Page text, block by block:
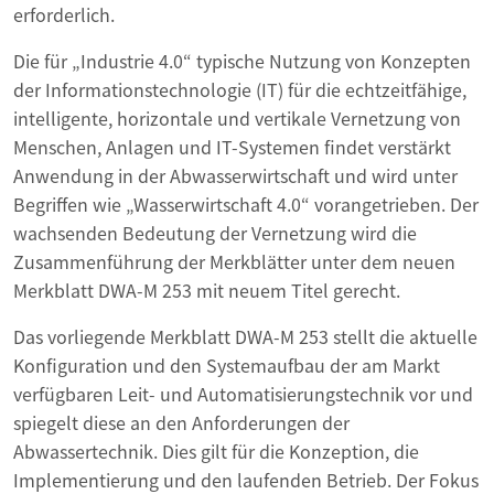
erforderlich.
Die für „Industrie 4.0“ typische Nutzung von Konzepten
der Informationstechnologie (IT) für die echtzeitfähige,
intelligente, horizontale und vertikale Vernetzung von
Menschen, Anlagen und IT-Systemen findet verstärkt
Anwendung in der Abwasserwirtschaft und wird unter
Begriffen wie „Wasserwirtschaft 4.0“ vorangetrieben. Der
wachsenden Bedeutung der Vernetzung wird die
Zusammenführung der Merkblätter unter dem neuen
Merkblatt DWA-M 253 mit neuem Titel gerecht.
Das vorliegende Merkblatt DWA-M 253 stellt die aktuelle
Konfiguration und den Systemaufbau der am Markt
verfügbaren Leit- und Automatisierungstechnik vor und
spiegelt diese an den Anforderungen der
Abwassertechnik. Dies gilt für die Konzeption, die
Implementierung und den laufenden Betrieb. Der Fokus